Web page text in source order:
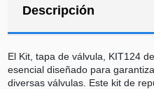
Descripción
El Kit, tapa de válvula, KIT124
esencial diseñado para
diversas válvulas. Este kit de